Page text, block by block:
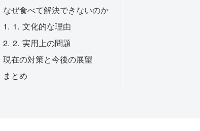
なぜ食べて解決できないのか
1. 文化的な理由
2. 実用上の問題
現在の対策と今後の展望
まとめ